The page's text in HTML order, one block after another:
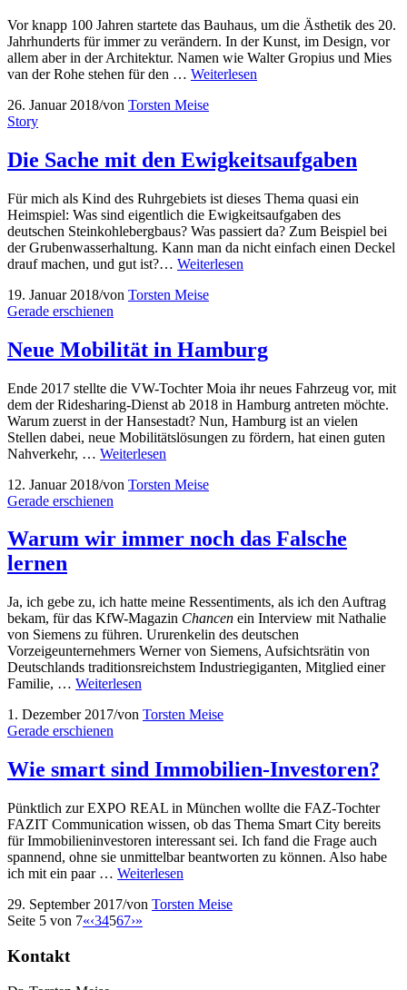
Vor knapp 100 Jahren startete das Bauhaus, um die Ästhetik des 20.
Jahrhunderts für immer zu verändern. In der Kunst, im Design, vor
allem aber in der Architektur. Namen wie Walter Gropius und Mies
van der Rohe stehen für den … Weiterlesen
26. Januar 2018/von Torsten Meise
Story
Die Sache mit den Ewigkeitsaufgaben
Für mich als Kind des Ruhrgebiets ist dieses Thema quasi ein
Heimspiel: Was sind eigentlich die Ewigkeitsaufgaben des
deutschen Steinkohlebergbaus? Was passiert da? Zum Beispiel bei
der Grubenwasserhaltung. Kann man da nicht einfach einen Deckel
drauf machen, und gut ist?… Weiterlesen
19. Januar 2018/von Torsten Meise
Gerade erschienen
Neue Mobilität in Hamburg
Ende 2017 stellte die VW-Tochter Moia ihr neues Fahrzeug vor, mit
dem der Ridesharing-Dienst ab 2018 in Hamburg antreten möchte.
Warum zuerst in der Hansestadt? Nun, Hamburg ist an vielen
Stellen dabei, neue Mobilitätslösungen zu fördern, hat einen guten
Nahverkehr, … Weiterlesen
12. Januar 2018/von Torsten Meise
Gerade erschienen
Warum wir immer noch das Falsche
lernen
Ja, ich gebe zu, ich hatte meine Ressentiments, als ich den Auftrag
bekam, für das KfW-Magazin Chancen ein Interview mit Nathalie
von Siemens zu führen. Ururenkelin des deutschen
Vorzeigeunternehmers Werner von Siemens, Aufsichtsrätin von
Deutschlands traditionsreichstem Industriegiganten, Mitglied einer
Familie, … Weiterlesen
1. Dezember 2017/von Torsten Meise
Gerade erschienen
Wie smart sind Immobilien-Investoren?
Pünktlich zur EXPO REAL in München wollte die FAZ-Tochter
FAZIT Communication wissen, ob das Thema Smart City bereits
für Immobilieninvestoren interessant sei. Ich fand die Frage auch
spannend, ohne sie unmittelbar beantworten zu können. Also habe
ich mit ein paar … Weiterlesen
29. September 2017/von Torsten Meise
Seite 5 von 7«‹34567›»
Kontakt